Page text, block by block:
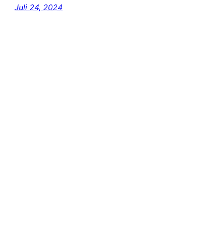
Juli 24, 2024